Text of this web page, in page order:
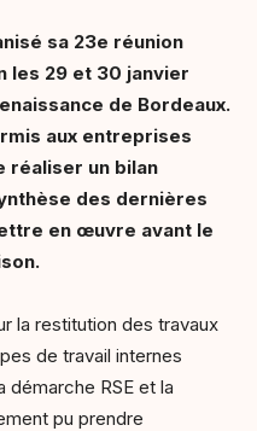
sa 23e réunion
les 29 et 30 janvier
de Bordeaux.
aux entreprises
réaliser un bilan
des dernières
en œuvre avant le
la restitution des travaux
de travail internes
démarche RSE et la
pu prendre